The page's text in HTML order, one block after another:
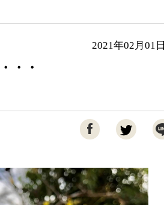
・・
2021年02月01日
